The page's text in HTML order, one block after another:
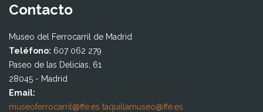
Contacto
Museo del Ferrocarril de Madrid
Teléfono: 607 062 279
Paseo de las Delicias, 61
28045 - Madrid
Email:
museoferrocarril@ffe.es taquillamuseo@ffe.es